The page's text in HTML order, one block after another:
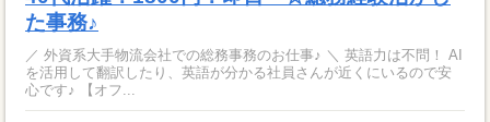
た事務♪
／ 外資系大手物流会社での総務事務のお仕事♪ ＼ 英語力は不問！ AI
を活用して翻訳したり、英語が分かる社員さんが近くにいるので安
心です♪ 【オフ...